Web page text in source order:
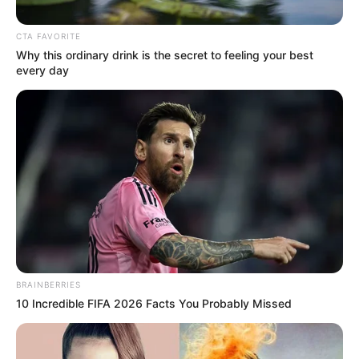
Suministrado
Por:Laura Perilla Ramírez
Mayo 10, 2022
COMPARTIR
CTA FAVORITE
Why this ordinary drink is the secret to feeling your best
every day
BRAINBERRIES
10 Incredible FIFA 2026 Facts You Probably Missed